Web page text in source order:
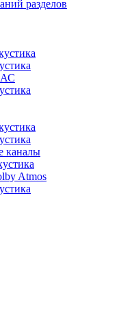
разделов
АС
каналы
Atmos